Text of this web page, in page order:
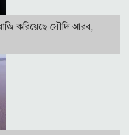
করিয়েছে সৌদি আরব,